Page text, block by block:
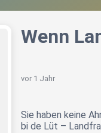
Wenn
vor 1 Jahr
Sie haben keine
bi de Lüt –